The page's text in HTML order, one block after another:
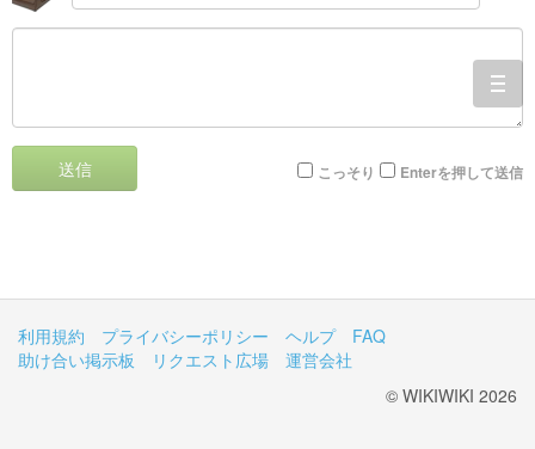
送信 こっそり Enterを押して送信
利用規約 プライバシーポリシー ヘルプ
FAQ
助け合い掲示板
リクエスト広場
運営会社
© WIKIWIKI 2026